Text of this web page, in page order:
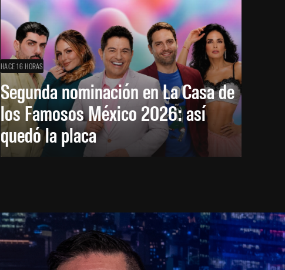
HACE 16 HORAS
Segunda nominación en La Casa de
los Famosos México 2026: así
quedó la placa